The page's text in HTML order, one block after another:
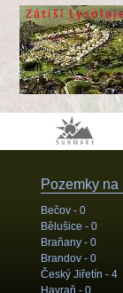
Pozemky
Bečov - 0
Bělušice - 0
Braňany - 0
Brandov - 0
Český Jiřetín - 4
Havraň - 0